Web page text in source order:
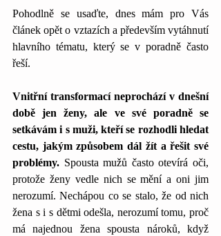
Pohodlně se usaďte, dnes mám pro Vás
článek opět o vztazích a především vytáhnutí
hlavního tématu, který se v poradně často
řeší.
Vnitřní transformací neprochází v dnešní
době jen ženy, ale ve své poradně se
setkávám i s muži, kteří se rozhodli hledat
cestu, jakým způsobem dál žít a řešit své
problémy. Spousta mužů často otevírá oči,
protože ženy vedle nich se mění a oni jim
nerozumí. Nechápou co se stalo, že od nich
žena s i s dětmi odešla, nerozumí tomu, proč
má najednou žena spousta nároků, když